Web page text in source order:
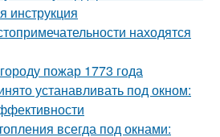
инструкция
находятся
пожар 1773 года
устанавливать под окном:
всегда под окнами: